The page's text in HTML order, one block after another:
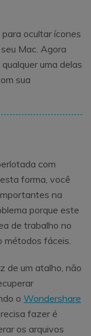
ocultar ícones
Mac. Agora
uma delas
sua
com
forma, você
na
porque este
de trabalho no
métodos fáceis.
de um atalho, não
o Wondershare
fazer é
os arquivos